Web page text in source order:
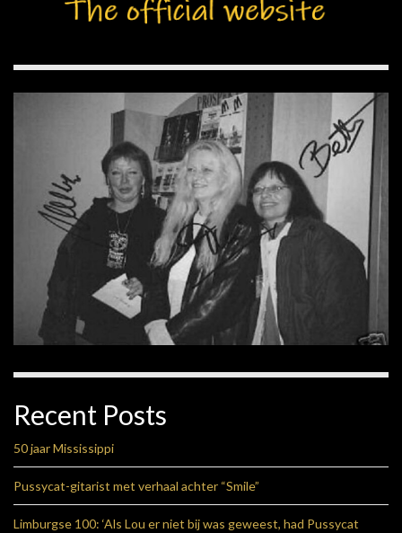
Recent Posts
50 jaar Mississippi
Pussycat-gitarist met verhaal achter “Smile”
Limburgse 100: ‘Als Lou er niet bij was geweest, had Pussycat